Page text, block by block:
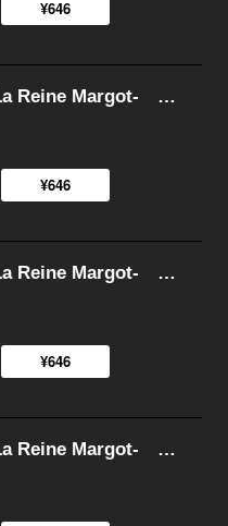
¥646
王妃マルゴ -La Reine Margot- （5）
¥646
王妃マルゴ -La Reine Margot- （4）
¥646
王妃マルゴ -La Reine Margot- （3）